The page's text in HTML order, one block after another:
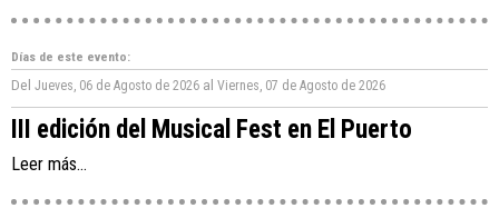
Días de este evento:
Del Jueves, 06 de Agosto de 2026 al Viernes, 07 de Agosto de 2026
III edición del Musical Fest en El Puerto
Leer más...